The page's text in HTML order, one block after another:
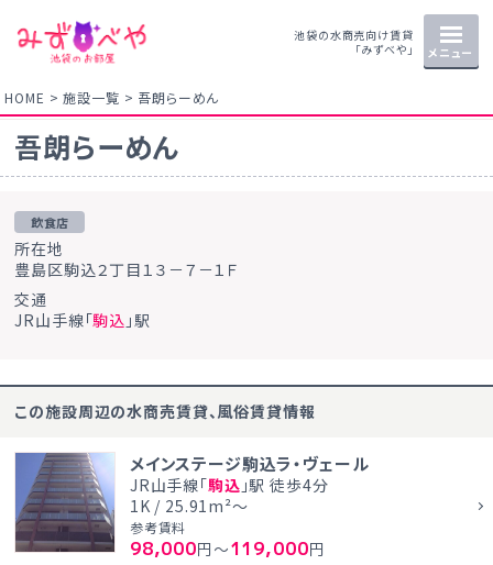
池袋の水商売向け賃貸
「みずべや」
メニュー
HOME 施設一覧 吾朗らーめん
吾朗らーめん
飲食店
所在地
豊島区駒込２丁目１３－７－１Ｆ
交通
JR山手線「駒込 」駅
この施設周辺の水商売賃貸、風俗賃貸情報
メインステージ駒込ラ・ヴェール
JR山手線「駒込 」駅 徒歩4分
1K / 25.91m²～
参考賃料
98,000円～119,000円